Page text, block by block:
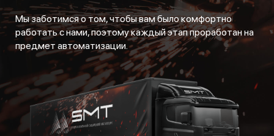
Мы заботимся о том, чтобы вам было комфортно
работать с нами, поэтому каждый этап проработан на
предмет автоматизации.